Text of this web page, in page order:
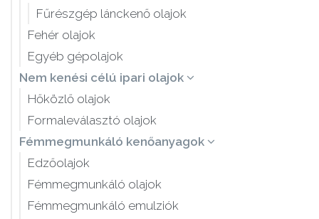
Fűrészgép lánckenő olajok
Fehér olajok
Egyéb gépolajok
Nem kenési célú ipari olajok
Hőközlő olajok
Formaleválasztó olajok
Fémmegmunkáló kenőanyagok
Edzőolajok
Fémmegmunkáló olajok
Fémmegmunkáló emulziók